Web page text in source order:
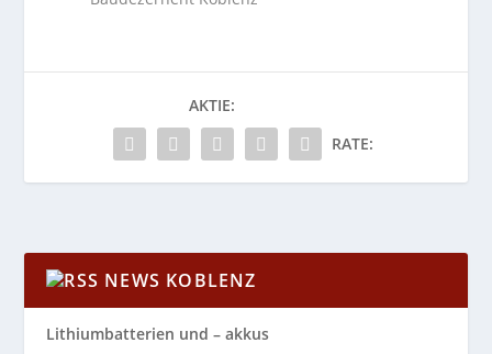
AKTIE:
RATE:
NEWS KOBLENZ
Lithiumbatterien und – akkus